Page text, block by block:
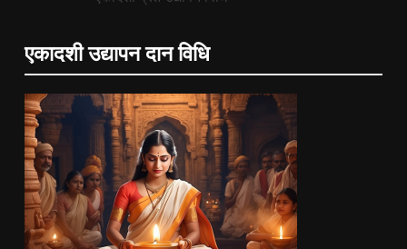
एकादशी उद्यापन दान विधि